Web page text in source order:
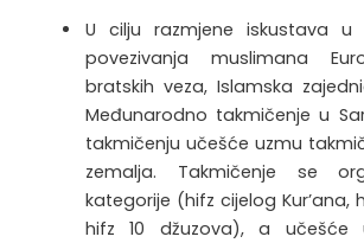
U cilju razmjene iskustava
povezivanja muslimana
bratskih veza, Islamska
Međunarodno takmičenje u
takmičenju učešće uzmu
zemalja. Takmičenje se
kategorije (hifz cijelog Kur’ana,
hifz 10 džuzova), a učešće